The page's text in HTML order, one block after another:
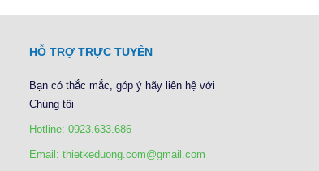
HỖ TRỢ TRỰC TUYẾN
Bạn có thắc mắc, góp ý hãy liên hệ với
Chúng tôi
Hotline: 0923.633.686
Email: thietkeduong.com@gmail.com